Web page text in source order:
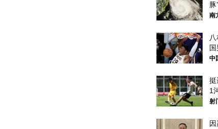
大
南
中
挺
1
射